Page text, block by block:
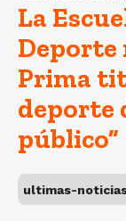
La
Deporte
Prima
deporte
público”
ultimas-